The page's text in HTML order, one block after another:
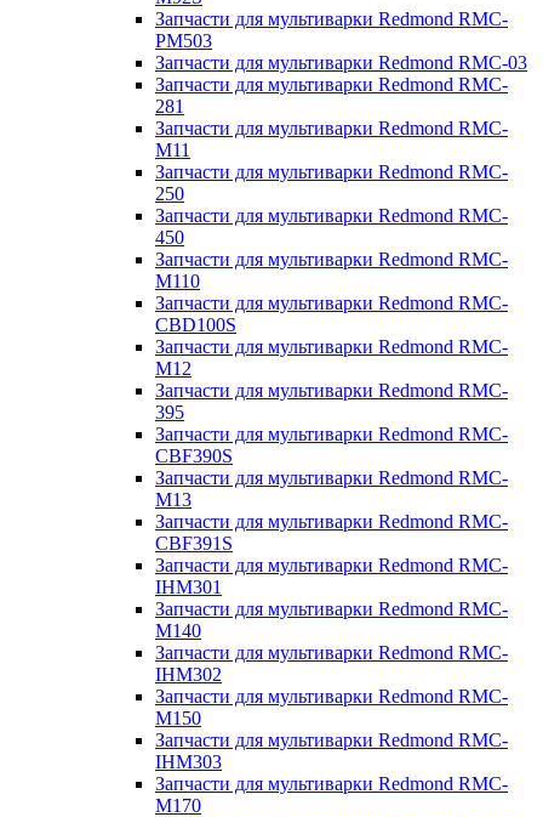
Запчасти для мультиварки Redmond RMC-
PM503
Запчасти для мультиварки Redmond RMC-03
Запчасти для мультиварки Redmond RMC-
281
Запчасти для мультиварки Redmond RMC-
M11
Запчасти для мультиварки Redmond RMC-
250
Запчасти для мультиварки Redmond RMC-
450
Запчасти для мультиварки Redmond RMC-
M110
Запчасти для мультиварки Redmond RMC-
CBD100S
Запчасти для мультиварки Redmond RMC-
M12
Запчасти для мультиварки Redmond RMC-
395
Запчасти для мультиварки Redmond RMC-
CBF390S
Запчасти для мультиварки Redmond RMC-
M13
Запчасти для мультиварки Redmond RMC-
CBF391S
Запчасти для мультиварки Redmond RMC-
IHM301
Запчасти для мультиварки Redmond RMC-
M140
Запчасти для мультиварки Redmond RMC-
IHM302
Запчасти для мультиварки Redmond RMC-
M150
Запчасти для мультиварки Redmond RMC-
IHM303
Запчасти для мультиварки Redmond RMC-
M170